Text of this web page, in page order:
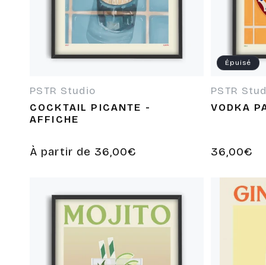
Fournisseur :
PSTR Studio
COCKTAIL PICANTE -
AFFICHE
Prix
À partir de 36,00€
Épuisé
PSTR
VODKA
Prix
36,00€